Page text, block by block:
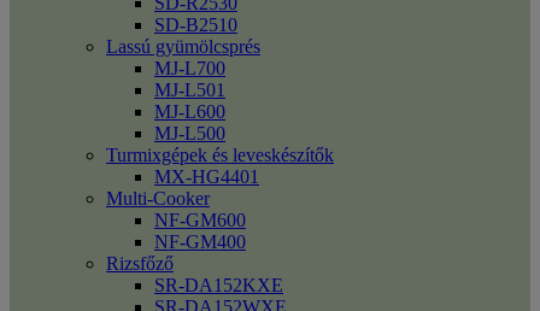
SD-B2510
Lassú gyümölcsprés
MJ-L700
MJ-L501
MJ-L600
MJ-L500
Turmixgépek és leveskészítők
MX-HG4401
Multi-Cooker
NF-GM600
NF-GM400
Rizsfőző
SR-DA152KXE
SR-DA152WXE